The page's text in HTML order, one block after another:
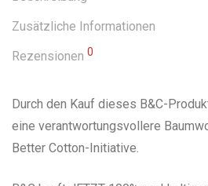
Zusätzliche Informationen
Rezensionen 0
Durch den Kauf dieses B&C-
eine verantwortungsvollere
Better Cotton-Initiative.